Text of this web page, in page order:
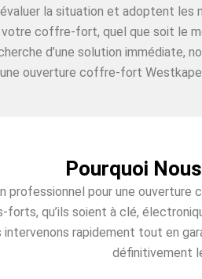
la situation et adoptent les
coffre-fort, quel que soit le
d’une solution immédiate,
ouverture coffre-fort
Pourquoi
professionnel pour une
qu’ils soient à clé,
intervenons rapidement tout en
définitivement